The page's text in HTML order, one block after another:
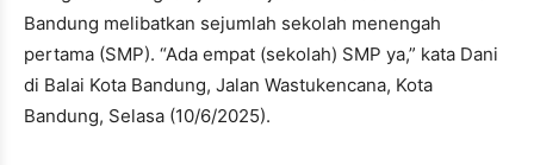
Bandung melibatkan sejumlah sekolah menengah
pertama (SMP). “Ada empat (sekolah) SMP ya,” kata Dani
di Balai Kota Bandung, Jalan Wastukencana, Kota
Bandung, Selasa (10/6/2025).